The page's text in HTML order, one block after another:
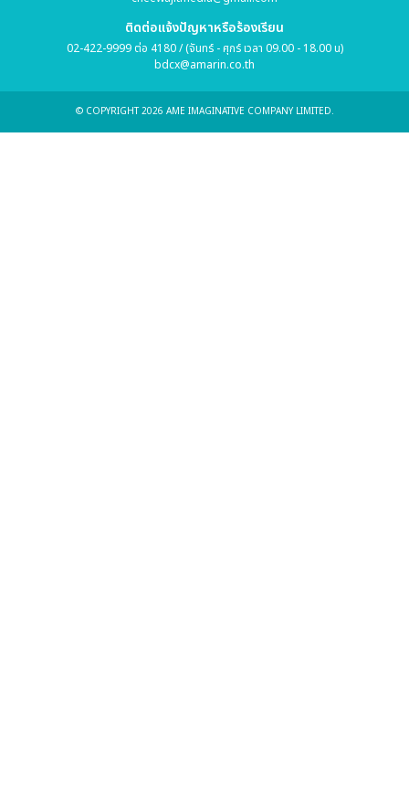
ติดต่อแจ้งปัญหาหรือร้องเรียน
02-422-9999 ต่อ 4180 / (จันทร์ - ศุกร์ เวลา 09.00 - 18.00 น)
bdcx@amarin.co.th
© COPYRIGHT 2026 AME IMAGINATIVE COMPANY LIMITED.